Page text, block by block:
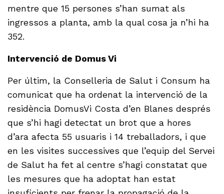
mentre que 15 persones s’han sumat als
ingressos a planta, amb la qual cosa ja n’hi ha
352.
Intervenció de Domus Vi
Per últim, la Conselleria de Salut i Consum ha
comunicat que ha ordenat la intervenció de la
residència DomusVi Costa d’en Blanes després
que s’hi hagi detectat un brot que a hores
d’ara afecta 55 usuaris i 14 treballadors, i que
en les visites successives que l’equip del Servei
de Salut ha fet al centre s’hagi constatat que
les mesures que ha adoptat han estat